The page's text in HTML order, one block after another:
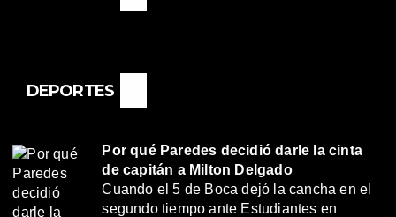
DEPORTES
Por qué Paredes decidió darle la cinta
de capitán a Milton Delgado
Cuando el 5 de Boca dejó la cancha en el
segundo tiempo ante Estudiantes en